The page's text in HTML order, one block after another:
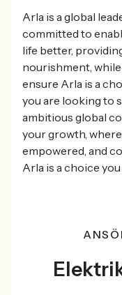
Arla is a global
committed to
life better,
nourishment,
ensure Arla is a
you are looking to
ambitious global
your growth,
empowered, and
Arla is a choice